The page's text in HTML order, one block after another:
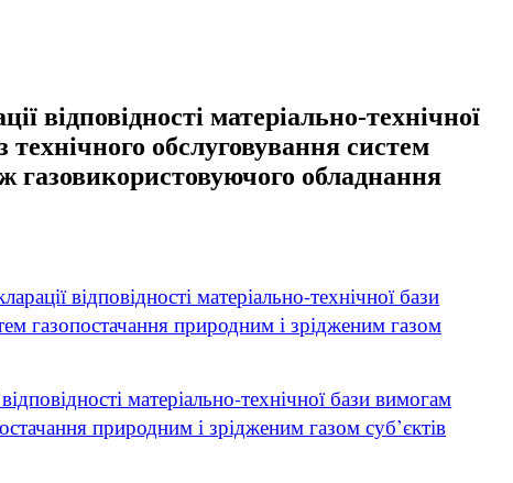
відповідності матеріально-технічної
обслуговування систем
газовикористовуючого обладнання
відповідності матеріально-технічної бази
газопостачання природним і зрідженим газом
матеріально-технічної бази вимогам
природним і зрідженим газом суб’єктів